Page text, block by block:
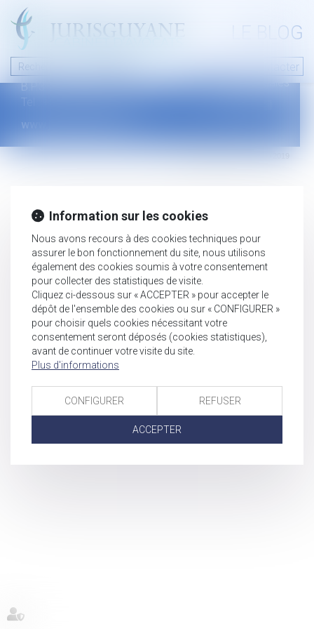
LE BLOG
Nous contacter
46 avenue de la liberté
B.P.315 - 97327 Cayenne Cedex
Tel : +594 594 29 45 35
www.jurisguyane.com
Mentions légales
Information sur les cookies
Nous avons recours à des cookies techniques pour
assurer le bon fonctionnement du site, nous utilisons
également des cookies soumis à votre consentement
pour collecter des statistiques de visite.
Cliquez ci-dessous sur « ACCEPTER » pour accepter le
dépôt de l'ensemble des cookies ou sur « CONFIGURER »
pour choisir quels cookies nécessitant votre
consentement seront déposés (cookies statistiques),
avant de continuer votre visite du site.
Plus d'informations
CONFIGURER REFUSER
ACCEPTER